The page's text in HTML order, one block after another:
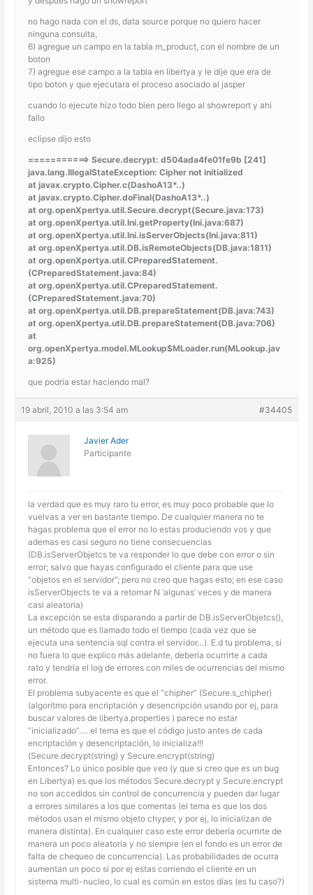
no hago nada con el ds, data source porque no quiero hacer
ninguna consulta,
6) agregue un campo en la tabla m_product, con el nombre de un
boton
7) agregue ese campo a la tabla en libertya y le dije que era de
tipo boton y que ejecutara el proceso asociado al jasper
cuando lo ejecute hizo todo bien pero llego al showreport y ahi
fallo
eclipse dijo esto
===========> Secure.decrypt: d504ada4fe01fe9b [241]
java.lang.IllegalStateException: Cipher not initialized
at javax.crypto.Cipher.c(DashoA13*..)
at javax.crypto.Cipher.doFinal(DashoA13*..)
at org.openXpertya.util.Secure.decrypt(Secure.java:173)
at org.openXpertya.util.Ini.getProperty(Ini.java:687)
at org.openXpertya.util.Ini.isServerObjects(Ini.java:811)
at org.openXpertya.util.DB.isRemoteObjects(DB.java:1811)
at org.openXpertya.util.CPreparedStatement.
(CPreparedStatement.java:84)
at org.openXpertya.util.CPreparedStatement.
(CPreparedStatement.java:70)
at org.openXpertya.util.DB.prepareStatement(DB.java:743)
at org.openXpertya.util.DB.prepareStatement(DB.java:706)
at
org.openXpertya.model.MLookup$MLoader.run(MLookup.jav
a:925)
que podria estar haciendo mal?
19 abril, 2010 a las 3:54 am #34405
Javier Ader
Participante
la verdad que es muy raro tu error, es muy poco probable que lo
vuelvas a ver en bastante tiempo. De cualquier manera no te
hagas problema que el error no lo estas produciendo vos y que
ademas es casi seguro no tiene consecuencias
(DB.isServerObjetcs te va responder lo que debe con error o sin
error; salvo que hayas configurado el cliente para que use
“objetos en el servidor”; pero no creo que hagas esto; en ese caso
isServerObjects te va a retornar N ‘algunas’ veces y de manera
casi aleatoria)
La excepción se esta disparando a partir de DB.isServerObjetcs(),
un método que es llamado todo el tiempo (cada vez que se
ejecuta una sentencia sql contra el servidor…). E.d tu problema, si
no fuera lo que explico más adelante, debería ocurrirte a cada
rato y tendría el log de errores con miles de ocurrencias del mismo
error.
El problema subyacente es que el “chipher” (Secure.s_chipher)
(algoritmo para encriptación y desencripción usando por ej, para
buscar valores de libertya.properties ) parece no estar
“inicializado”…. el tema es que el código justo antes de cada
encriptación y desencriptación, lo inicializa!!!
(Secure.decrypt(string) y Secure.encrypt(string)
Entonces? Lo único posible que veo (y que si creo que es un bug
en Libertya) es que los métodos Secure.decrypt y Secure.encrypt
no son accedidos sin control de concurrencia y pueden dar lugar
a errores similares a los que comentas (el tema es que los dos
métodos usan el mismo objeto chyper, y por ej, lo inicializan de
manera distinta). En cualquier caso este error debería ocurrirte de
manera un poco aleatoria y no siempre (en el fondo es un error de
falta de chequeo de concurrencia). Las probabilidades de ocurra
aumentan un poco si por ej estas corriendo el cliente en un
sistema multi-nucleo, lo cual es común en estos días (es tu caso?)